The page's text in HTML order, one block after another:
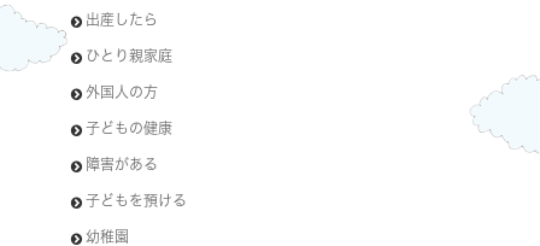
出産したら
ひとり親家庭
外国人の方
子どもの健康
障害がある
子どもを預ける
幼稚園